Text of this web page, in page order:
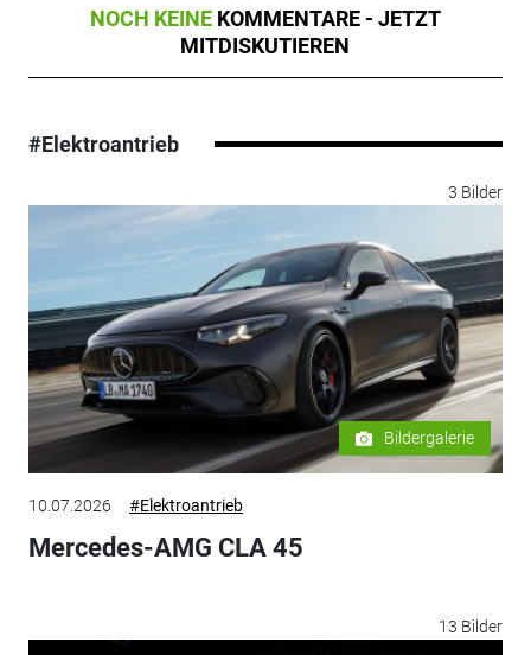
NOCH KEINE KOMMENTARE - JETZT
MITDISKUTIEREN
#Elektroantrieb
3 Bilder
Bildergalerie
10.07.2026 #Elektroantrieb
Mercedes-AMG CLA 45
13 Bilder